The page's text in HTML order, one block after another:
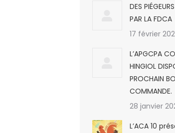
DES
PAR LA FDCA
17 février
L’APGCPA
HINGIOL
PROCHAIN
COMMANDE.
28 janvier
L’ACA 10